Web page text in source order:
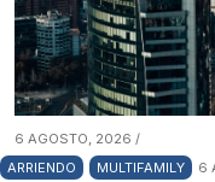
6 AGOSTO, 2026 /
ARRIENDO
MULTIFAMILY 6